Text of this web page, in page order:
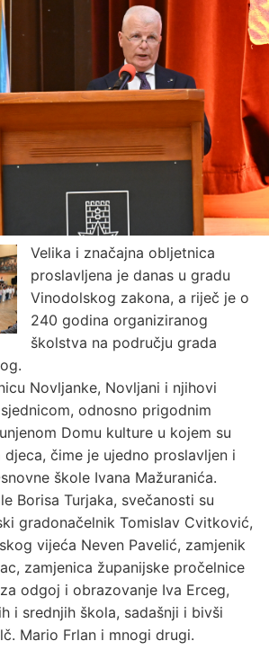
Velika i značajna obljetnica
proslavljena je danas u gradu
Vinodolskog zakona, a riječ je o
240 godina organiziranog
školstva na području grada
Novljanke, Novljani i njihovi
odnosno prigodnim
Domu kulture u kojem su
čime je ujedno proslavljen i
škole Ivana Mažuranića.
Borisa Turjaka, svečanosti su
gradonačelnik Tomislav Cvitković,
vijeća Neven Pavelić, zamjenik
zamjenica županijske pročelnice
odgoj i obrazovanje Iva Erceg,
i srednjih škola, sadašnji i bivši
Mario Frlan i mnogi drugi.